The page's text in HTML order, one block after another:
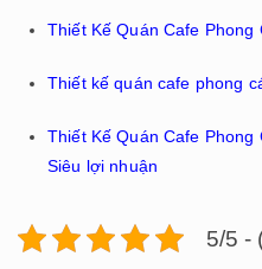
Thiết Kế Quán Cafe Phong
Thiết kế quán cafe phong
Thiết Kế Quán Cafe Phong
Siêu lợi nhuận
5/5 -